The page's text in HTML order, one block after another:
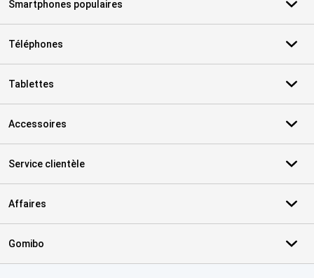
Smartphones populaires
Téléphones
Tablettes
Accessoires
Service clientèle
Affaires
Gomibo